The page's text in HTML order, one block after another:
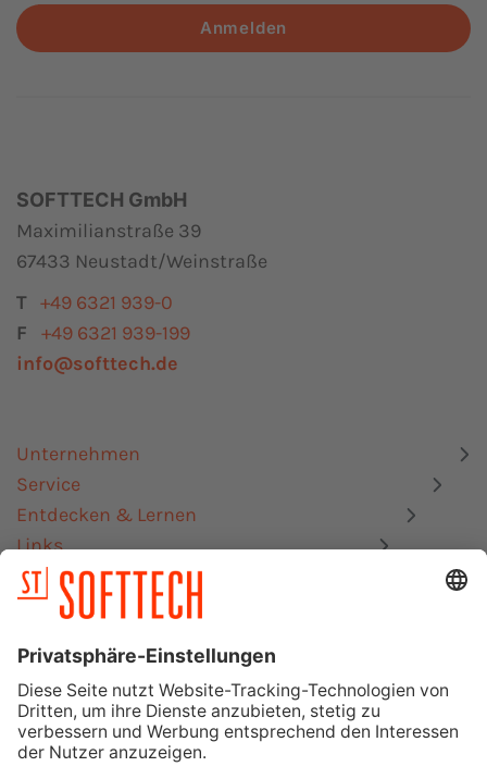
Anmelden
SOFTTECH GmbH
Maximilianstraße 39
67433 Neustadt/Weinstraße
T +49 6321 939-0
F
+49 6321 939-199
info@softtech.de
Unternehmen
Service
Entdecken & Lernen
Links
Datenschutz
Mitgliedschaften, Zertifizierungen & Schnittstellen